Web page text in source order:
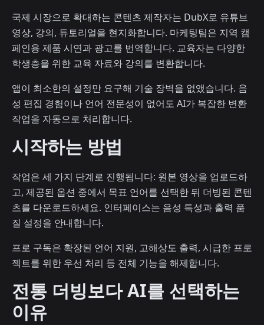
국제 시장으로 확대하는 콘텐츠 제작자는 DubX로 유튜브
영상, 강의, 튜토리얼을 현지화합니다. 마케팅팀은 지역 캠
페인용 제품 시연과 광고를 번역합니다. 교육자는 다양한
학생층을 위한 교육 자료와 강의를 변환합니다.
앱이 최소한의 설정만 요구해 기술 장벽을 없앴습니다. 음
성 편집 경험이나 언어 전문성이 없어도 AI가 복잡한 변환
작업을 자동으로 처리합니다.
시작하는 방법
작업은 세 가지 단계로 진행됩니다: 원본 영상을 업로드하
고, 제공된 옵션 중에서 목표 언어를 선택한 뒤 더빙된 콘텐
츠를 다운로드하세요. 인터페이스는 음성 특성과 출력 품
질 설정을 안내합니다.
프로 구독은 확장된 언어 지원, 고해상도 출력, 시급한 프로
젝트를 위한 우선 처리 등 전체 기능을 해제합니다.
전통 더빙보다 AI를 선택하는
이유